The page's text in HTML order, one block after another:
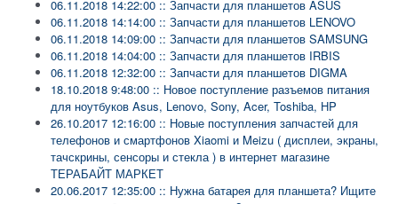
06.11.2018 14:22:00 :: Запчасти для планшетов ASUS
06.11.2018 14:14:00 :: Запчасти для планшетов LENOVO
06.11.2018 14:09:00 :: Запчасти для планшетов SAMSUNG
06.11.2018 14:04:00 :: Запчасти для планшетов IRBIS
06.11.2018 12:32:00 :: Запчасти для планшетов DIGMA
18.10.2018 9:48:00 :: Новое поступление разъемов питания
для ноутбуков Asus, Lenovo, Sony, Acer, Toshiba, HP
26.10.2017 12:16:00 :: Новые поступления запчастей для
телефонов и смартфонов Xiaomi и Meizu ( дисплеи, экраны,
тачскрины, сенсоры и стекла ) в интернет магазине
ТЕРАБАЙТ МАРКЕТ
20.06.2017 12:35:00 :: Нужна батарея для планшета? Ищите